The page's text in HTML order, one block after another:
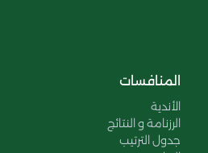
المنافسات
الأندية
الرزنامة و النتائج
جدول الترتيب